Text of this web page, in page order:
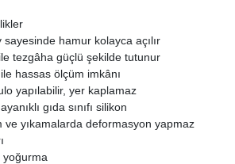
sayesinde hamur kolayca açılır
tezgâha güçlü şekilde tutunur
hassas ölçüm imkânı
yapılabilir, yer kaplamaz
gıda sınıfı silikon
ve yıkamalarda deformasyon yapmaz
yoğurma